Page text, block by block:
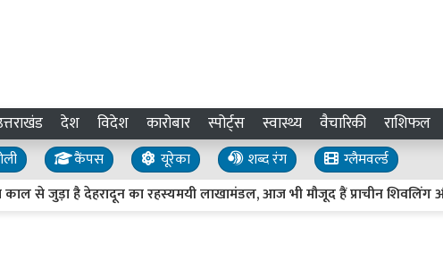
देश विदेश कारोबार स्पोर्ट्स स्वास्थ्य वैचारिकी राशिफल
कैंपस यूरेका शब्द रंग
ग्लैमवर्ल्ड
से जुड़ा है देहरादून का रहस्यमयी लाखामंडल, आज भी मौजूद हैं प्राचीन शिवलिंग और गुफा